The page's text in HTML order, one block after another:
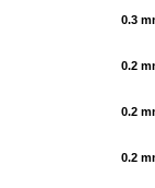
0.3
0.2
0.2
0.2